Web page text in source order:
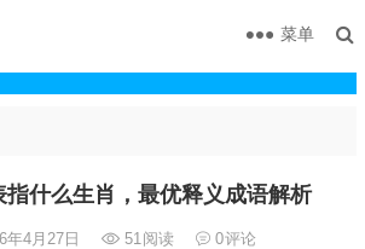
菜单
指什么生肖，最优释义成语解析
年4月27日 51阅读 0评论